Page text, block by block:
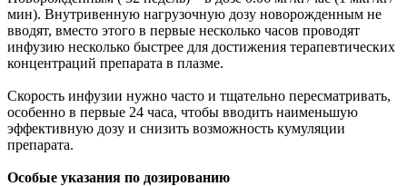
мин). Внутривенную нагрузочную дозу новорожденным не
вводят, вместо этого в первые несколько часов проводят
инфузию несколько быстрее для достижения терапевтических
концентраций препарата в плазме.
Скорость инфузии нужно часто и тщательно пересматривать,
особенно в первые 24 часа, чтобы вводить наименьшую
эффективную дозу и снизить возможность кумуляции
препарата.
Особые указания по дозированию